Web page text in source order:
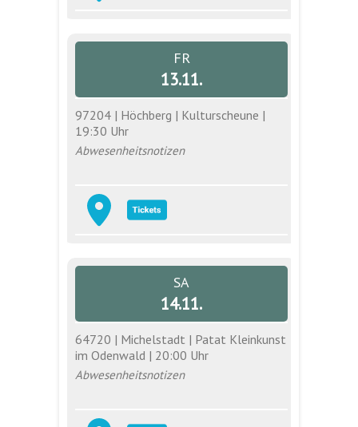
FR
13.11.
97204 | Höchberg | Kulturscheune |
19:30 Uhr
Abwesenheitsnotizen
SA
14.11.
64720 | Michelstadt | Patat Kleinkunst
im Odenwald | 20:00 Uhr
Abwesenheitsnotizen